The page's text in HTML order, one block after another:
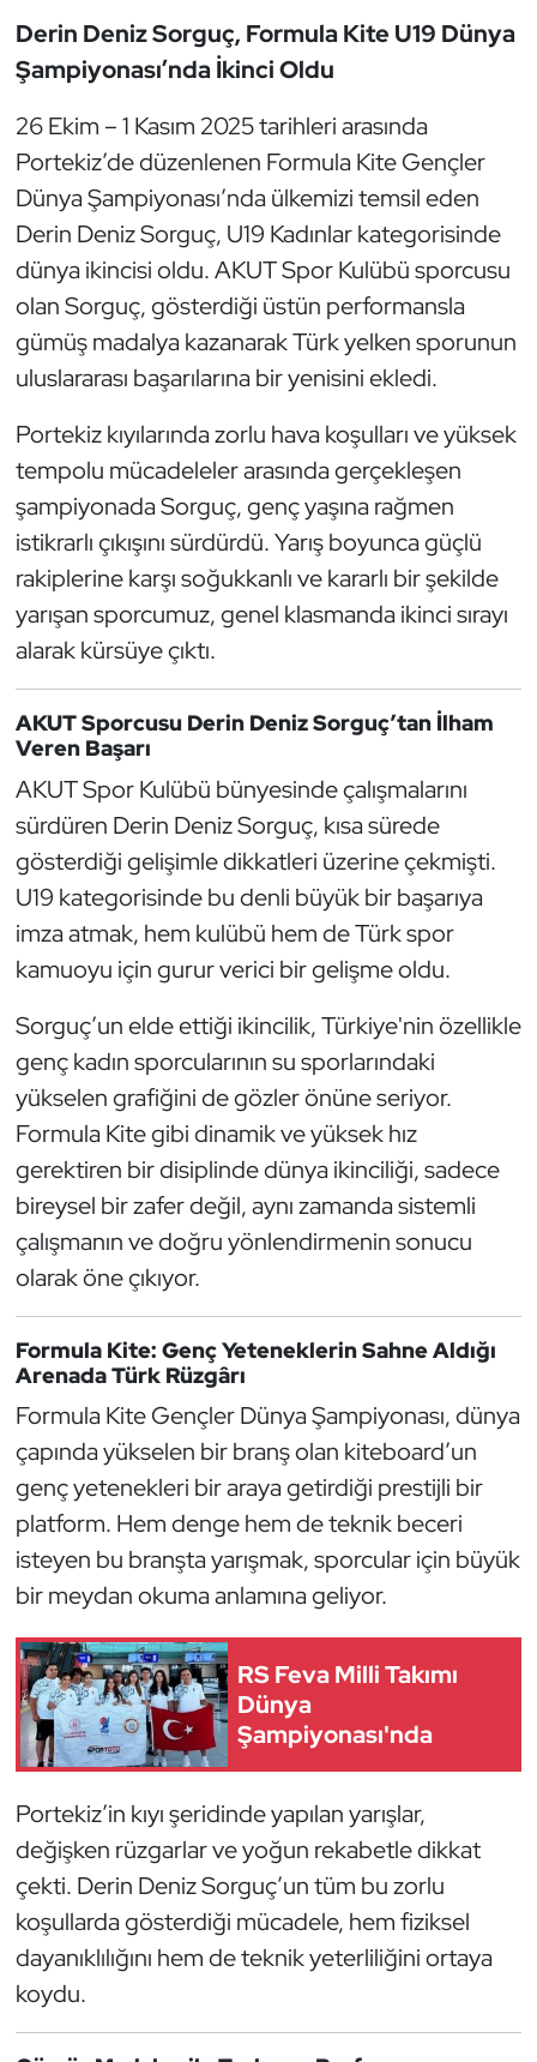
Derin Deniz Sorguç, Formula Kite U19 Dünya
Şampiyonası’nda İkinci Oldu
26 Ekim – 1 Kasım 2025 tarihleri arasında
Portekiz’de düzenlenen Formula Kite Gençler
Dünya Şampiyonası’nda ülkemizi temsil eden
Derin Deniz Sorguç, U19 Kadınlar kategorisinde
dünya ikincisi oldu. AKUT Spor Kulübü sporcusu
olan Sorguç, gösterdiği üstün performansla
gümüş madalya kazanarak Türk yelken sporunun
uluslararası başarılarına bir yenisini ekledi.
Portekiz kıyılarında zorlu hava koşulları ve yüksek
tempolu mücadeleler arasında gerçekleşen
şampiyonada Sorguç, genç yaşına rağmen
istikrarlı çıkışını sürdürdü. Yarış boyunca güçlü
rakiplerine karşı soğukkanlı ve kararlı bir şekilde
yarışan sporcumuz, genel klasmanda ikinci sırayı
alarak kürsüye çıktı.
AKUT Sporcusu Derin Deniz Sorguç’tan İlham
Veren Başarı
AKUT Spor Kulübü bünyesinde çalışmalarını
sürdüren Derin Deniz Sorguç, kısa sürede
gösterdiği gelişimle dikkatleri üzerine çekmişti.
U19 kategorisinde bu denli büyük bir başarıya
imza atmak, hem kulübü hem de Türk spor
kamuoyu için gurur verici bir gelişme oldu.
Sorguç’un elde ettiği ikincilik, Türkiye'nin özellikle
genç kadın sporcularının su sporlarındaki
yükselen grafiğini de gözler önüne seriyor.
Formula Kite gibi dinamik ve yüksek hız
gerektiren bir disiplinde dünya ikinciliği, sadece
bireysel bir zafer değil, aynı zamanda sistemli
çalışmanın ve doğru yönlendirmenin sonucu
olarak öne çıkıyor.
Formula Kite: Genç Yeteneklerin Sahne Aldığı
Arenada Türk Rüzgârı
Formula Kite Gençler Dünya Şampiyonası, dünya
çapında yükselen bir branş olan kiteboard’un
genç yetenekleri bir araya getirdiği prestijli bir
platform. Hem denge hem de teknik beceri
isteyen bu branşta yarışmak, sporcular için büyük
bir meydan okuma anlamına geliyor.
RS Feva Milli Takımı
Dünya
Şampiyonası'nda
Portekiz’in kıyı şeridinde yapılan yarışlar,
değişken rüzgarlar ve yoğun rekabetle dikkat
çekti. Derin Deniz Sorguç’un tüm bu zorlu
koşullarda gösterdiği mücadele, hem fiziksel
dayanıklılığını hem de teknik yeterliliğini ortaya
koydu.
Dövüş Sanatı
E-Spor
Eskrim
Futbol
Futsal
Genel
Güreş
Halter
Hava Sporları
Hentbol
Judo ve Kuraş
Kano ve Rafting
Karate
Kayak
Kick Boks
Kürek
Masa Tenisi
Modern Pentatlon
Motor Sporları
Muay Thai
Okçuluk
Optimist
Oryantiring
Paralimpik
Ragbi
Satranç
Su Topu
Sualtı Sporları
Tekvando